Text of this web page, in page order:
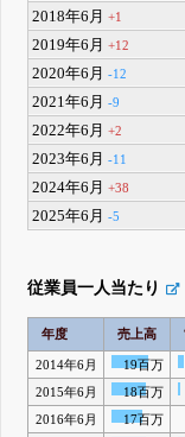
2018年6月+1
2019年6月+12
2020年6月-12
2021年6月-9
2022年6月+2
2023年6月-11
2024年6月+38
2025年6月-5
従業員一人当たり
年度 売上高
2014年6月 19百万
2015年6月
18百万
2016年6月
17百万